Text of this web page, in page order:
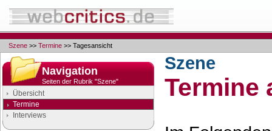
Szene >> Termine >> Tagesansicht
Navigation
Seiten der Rubrik "Szene"
Übersicht
Termine
Interviews
Szene
Termine